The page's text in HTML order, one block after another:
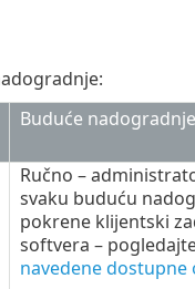
Buduće nadogradnje
Ručno –
svaku buduću
pokrene klijentski
softvera –
navedene dostupne